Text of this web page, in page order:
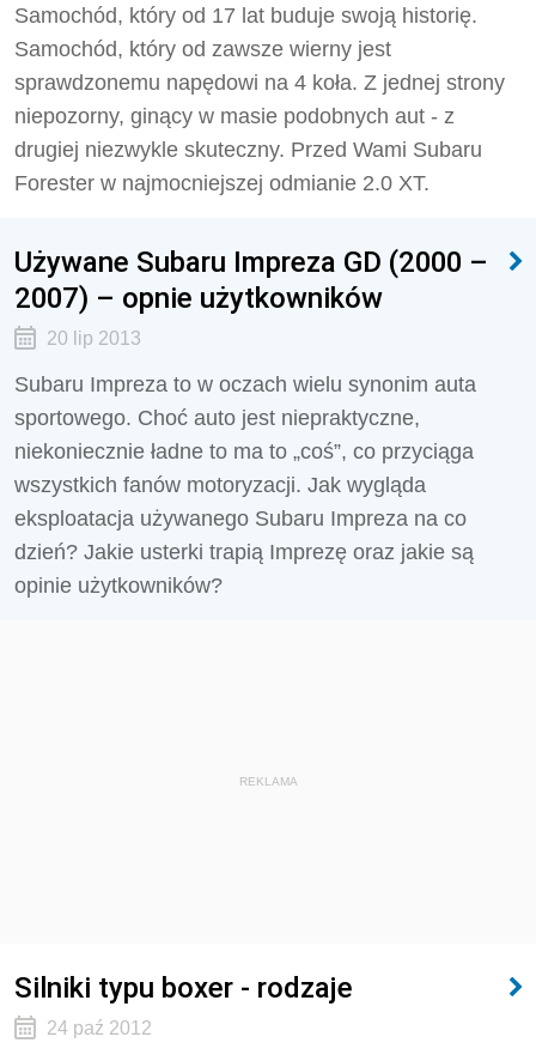
Samochód, który od 17 lat buduje swoją historię.
Samochód, który od zawsze wierny jest
sprawdzonemu napędowi na 4 koła. Z jednej strony
niepozorny, ginący w masie podobnych aut - z
drugiej niezwykle skuteczny. Przed Wami Subaru
Forester w najmocniejszej odmianie 2.0 XT.
Używane Subaru Impreza GD (2000 –
2007) – opnie użytkowników
20 lip 2013
Subaru Impreza to w oczach wielu synonim auta
sportowego. Choć auto jest niepraktyczne,
niekoniecznie ładne to ma to „coś”, co przyciąga
wszystkich fanów motoryzacji. Jak wygląda
eksploatacja używanego Subaru Impreza na co
dzień? Jakie usterki trapią Imprezę oraz jakie są
opinie użytkowników?
REKLAMA
Silniki typu boxer - rodzaje
24 paź 2012